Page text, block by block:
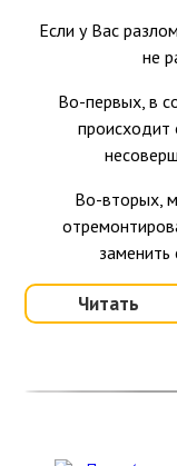
Если у Вас
не
Во-первых, в
происходит
Во-вторых,
заменить
Читать